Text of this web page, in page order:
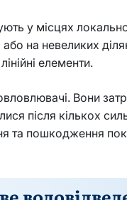
у місцях
або на невеликих
елементи.
Вони
після кількох
та пошкодження